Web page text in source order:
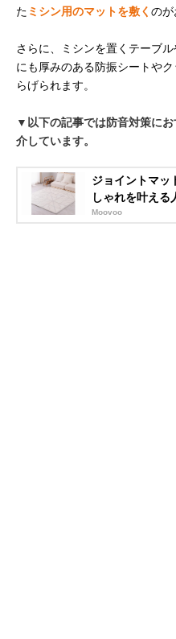
た ミシン用のマットを敷く のが
さらに、ミシンを置くテーブ
にも厚みのある防振シートや
らげられます。
▼以下の記事では防音対策に
介しています。
ジョイントマッ
しゃれを叶える
Moovoo